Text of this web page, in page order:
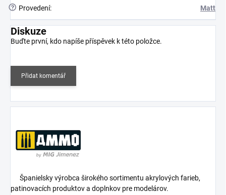
? Provedení: Matt
Diskuze
Buďte první, kdo napíše příspěvek k této položce.
Přidat komentář
Španielsky výrobca širokého sortimentu akrylových farieb,
patinovacích produktov a doplnkov pre modelárov.